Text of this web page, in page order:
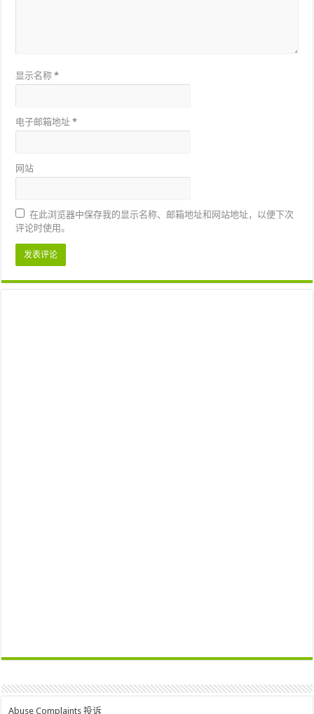
显示名称*
电子邮箱地址*
网站
在此浏览器中保存我的显示名称、邮箱地址和网站地址，以便下次
评论时使用。
Abuse Complaints 投诉